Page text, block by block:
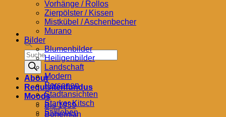
Products
search
About
Requisitenfundus
Moods
Bis 1939
Bohemian
Vorhänge / Rollos
Zierpölster / Kissen
Mistkübel / Aschenbecher
Murano
Bilder
Blumenbilder
Heiligenbilder
Landschaft
Modern
Personen
Stadtansichten
Starker Kitsch
Stillleben